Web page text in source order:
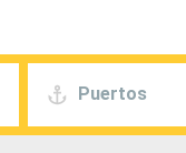
Puertos